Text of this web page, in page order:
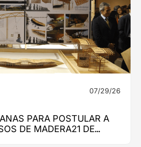
07/29/26
PARA POSTULAR A
DE MADERA21 DE